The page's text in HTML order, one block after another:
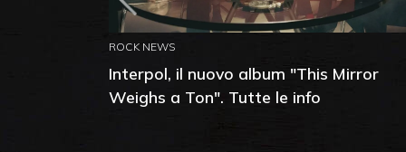
ROCK NEWS
Interpol, il nuovo album "This Mirror
Weighs a Ton". Tutte le info